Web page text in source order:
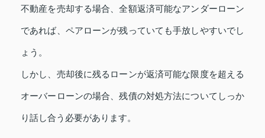
不動産を売却する場合、全額返済可能なアンダーローン
であれば、ペアローンが残っていても手放しやすいでし
ょう。
しかし、売却後に残るローンが返済可能な限度を超える
オーバーローンの場合、残債の対処方法についてしっか
り話し合う必要があります。